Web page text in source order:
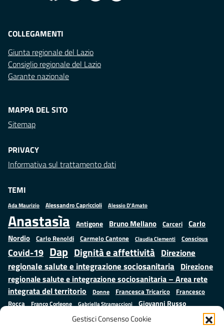
Gestisci Consenso Cookie
COLLEGAMENTI
Giunta regionale del Lazio
Consiglio regionale del Lazio
Garante nazionale
MAPPA DEL SITO
Sitemap
PRIVACY
Informativa sul trattamento dati
TEMI
Ada Maurizio Alessandro Capriccioli Alessio D'Amato
Anastasìa Antigone Bruno Mellano Carceri
Carlo
Nordio Carlo Renoldi Carmelo Cantone Claudia Clementi Conscious
Covid-19 Dap Dignità e affettività Direzione
regionale salute e integrazione sociosanitaria Direzione
regionale salute e integrazione sociosanitaria – Area rete
integrata del territorio
Donne Francesca Tricarico
Francesco
Rocca
Franco Corleone Gabriella Stramaccioni Giovanni Russo
Giuseppe Emanuele Cangemi Istruzione e cultura